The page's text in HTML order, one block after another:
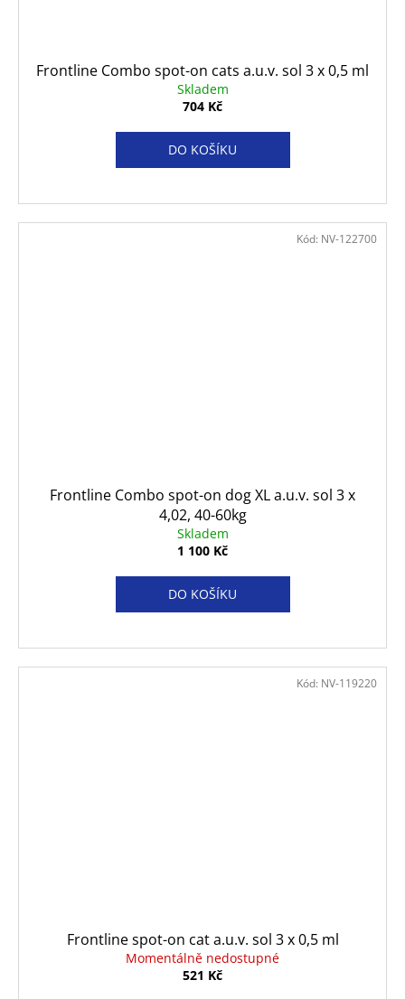
Frontline Combo spot-on cats a.u.v. sol 3 x 0,5 ml
Skladem
704 Kč
DO KOŠÍKU
Frontline Combo spot-on dog XL a.u.v. sol 3 x
4,02, 40-60kg
Skladem
1 100 Kč
DO KOŠÍKU
Kód: NV-122700
Frontline spot-on cat a.u.v. sol 3 x 0,5 ml
Momentálně nedostupné
521 Kč
Kód: NV-119220